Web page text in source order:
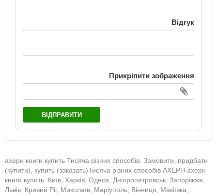
Відгук
Прикріпити зображення
ВІДПРАВИТИ
ахерн книги купить Тисяча різних способів. Замовити, придбати
(купити), купить (заказать)Тисяча різних способів АХЕРН ахерн
книги купить: Київ, Харків, Одеса, Дніпропетровськ, Запоріжжя,
Львів, Кривий Ріг, Миколаїв, Маріуполь, Вінниця, Макіївка,